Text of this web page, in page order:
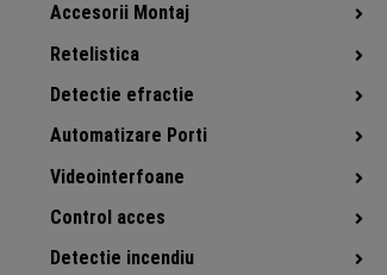
Accesorii Montaj
Retelistica
Detectie efractie
Automatizare Porti
Videointerfoane
Control acces
Detectie incendiu